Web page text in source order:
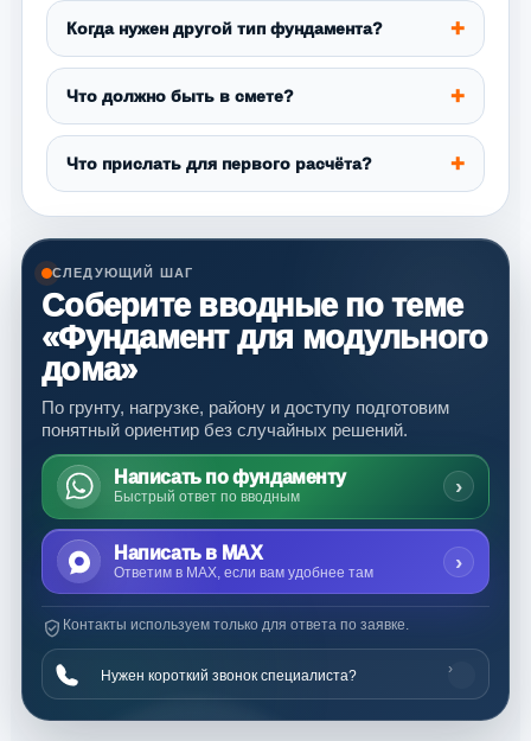
Когда нужен другой тип фундамента?
Что должно быть в смете?
Что прислать для первого расчёта?
СЛЕДУЮЩИЙ ШАГ
Соберите вводные по теме
«Фундамент для модульного
дома»
По грунту, нагрузке, району и доступу подготовим
понятный ориентир без случайных решений.
Написать по фундаменту
Быстрый ответ по вводным ›
Написать в MAX
Ответим в MAX, если вам удобнее там ›
Контакты используем только для ответа по заявке.
Нужен короткий звонок специалиста? ›